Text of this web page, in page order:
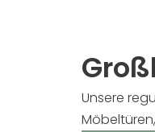
Unsere